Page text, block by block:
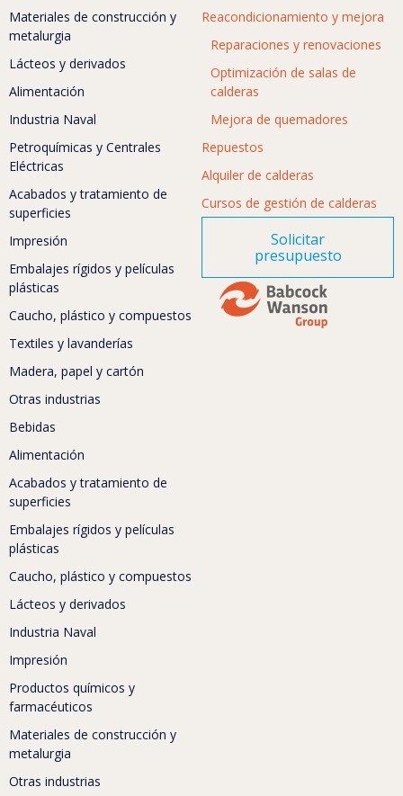
Materiales de construcción y
metalurgia
Lácteos y derivados
Alimentación
Industria Naval
Petroquímicas y Centrales
Eléctricas
Acabados y tratamiento de
superficies
Impresión
Embalajes rígidos y películas
plásticas
Caucho, plástico y compuestos
Textiles y lavanderías
Madera, papel y cartón
Otras industrias
Bebidas
Alimentación
Acabados y tratamiento de
superficies
Embalajes rígidos y películas
plásticas
Caucho, plástico y compuestos
Lácteos y derivados
Industria Naval
Impresión
Productos químicos y
farmacéuticos
Materiales de construcción y
metalurgia
Otras industrias
Reacondicionamiento y mejora
Reparaciones y renovaciones
Optimización de salas de
calderas
Mejora de quemadores
Repuestos
Alquiler de calderas
Cursos de gestión de calderas
Solicitar
presupuesto